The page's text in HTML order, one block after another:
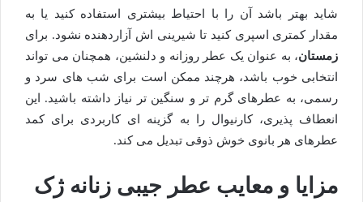
شاید بهتر باشد آن را با احتیاط بیشتری استفاده کنید یا به
مقدار کمتری اسپری کنید تا شیرینی اش آزاردهنده نشود. برای
زمستان، به عنوان یک عطر روزانه و دلنشین، همچنان می تواند
انتخابی خوب باشد، هرچند ممکن است برای شب های سرد و
رسمی، به عطرهای گرم تر و سنگین تر نیاز داشته باشید. این
انعطاف پذیری، کارنیوال را به گزینه ای کاربردی برای کمد
عطرهای هر بانوی خوش ذوقی تبدیل می کند.
مزایا و معایب عطر جیبی زنانه ژک